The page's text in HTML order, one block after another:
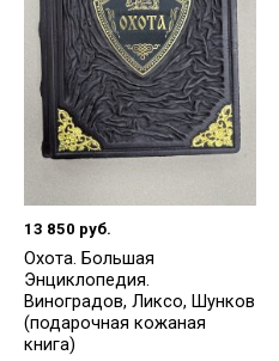
13 850 руб.
Охота. Большая
Энциклопедия.
Виноградов, Ликсо, Шунков
(подарочная кожаная
книга)